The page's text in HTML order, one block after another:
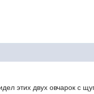
этих двух овчарок с